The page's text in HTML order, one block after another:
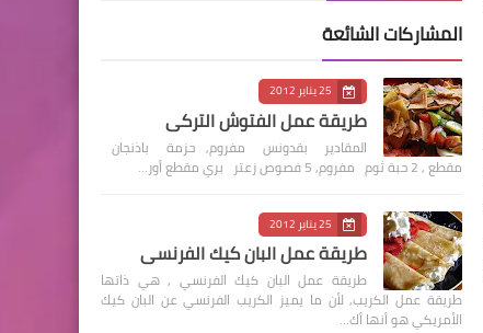
المشاركات الشائعة
25 يناير 2012
طريقة عمل الفتوش التركي
المقادير بقدونس مفروم, حزمة باذنجان
مقطع , 2 حبة ثوم مفروم, 5 فصوص زعتر بري مقطع أور…
25 يناير 2012
طريقة عمل البان كيك الفرنسي
طريقة عمل البان كيك الفرنسي , هي ذاتها
طريقة عمل الكريب, لأن ما يميز الكريب الفرنسي عن البان كيك
الأمريكي هو أنها أك…